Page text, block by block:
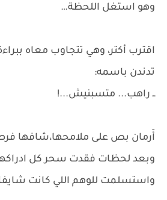
وهو استغل اللحظة…
اقترب أكتر، وهي تتجاوب معاه
تدندن باسمه:
ــ راهب... متسبنيش...!
أَرمان بص على ملامحها،شافها
وبعد لحظات فقدت سحر كل
واستسلمت للوهم اللي كانت